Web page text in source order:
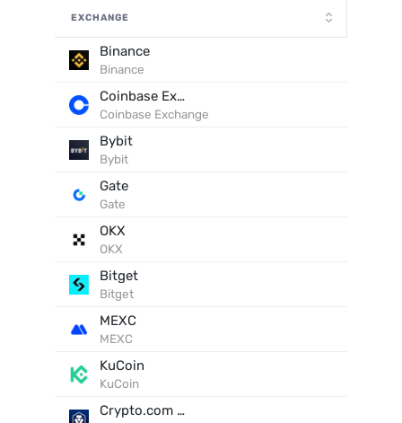
EXCHANGE
Binance
Binance
Coinbase Exchange
Coinbase Exchange
Bybit
Bybit
Gate
Gate
OKX
OKX
Bitget
Bitget
MEXC
MEXC
KuCoin
KuCoin
Crypto.com Exchange